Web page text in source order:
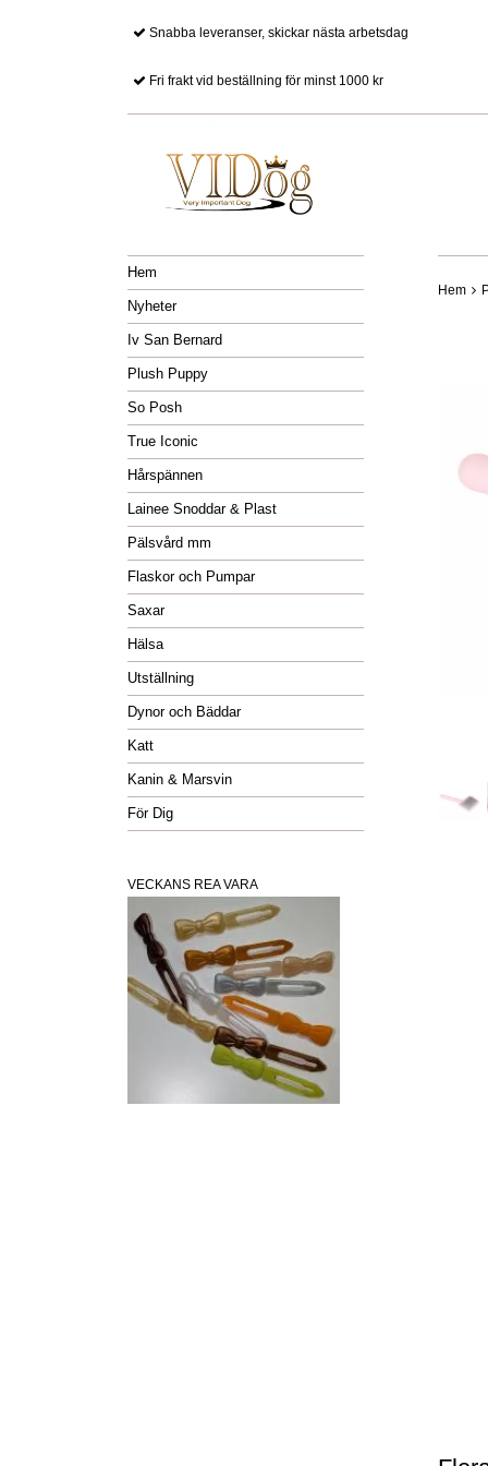
Snabba leveranser, skickar nästa arbetsdag
Fri frakt vid beställning för minst 1000 kr
Hem
Nyheter
Iv San Bernard
Plush Puppy
So Posh
True Iconic
Hårspännen
Lainee Snoddar & Plast
Pälsvård mm
Flaskor och Pumpar
Saxar
Hälsa
Utställning
Dynor och Bäddar
Katt
Kanin & Marsvin
För Dig
VECKANS REA VARA
Hem